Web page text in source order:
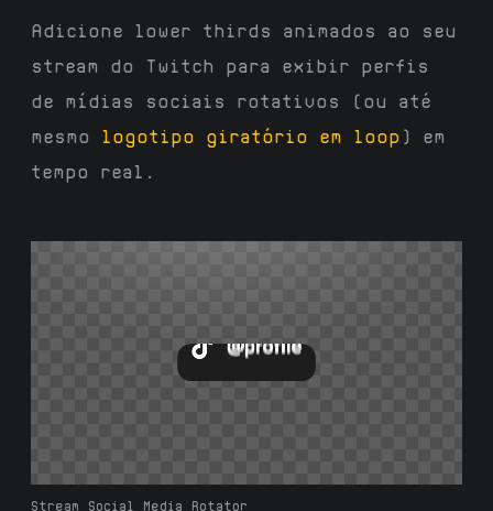
Adicione lower thirds animados ao seu
stream do Twitch para exibir perfis
de mídias sociais rotativos (ou até
mesmo logotipo giratório em loop ) em
tempo real.
Stream Social Media Rotator